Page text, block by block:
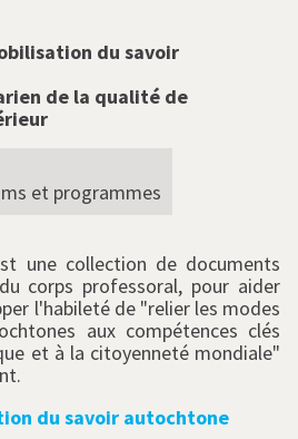
du savoir
de la qualité de
et programmes
une collection de documents
corps professoral, pour aider
l'habileté de "relier les modes
aux compétences clés
et à la citoyenneté mondiale"
du savoir autochtone